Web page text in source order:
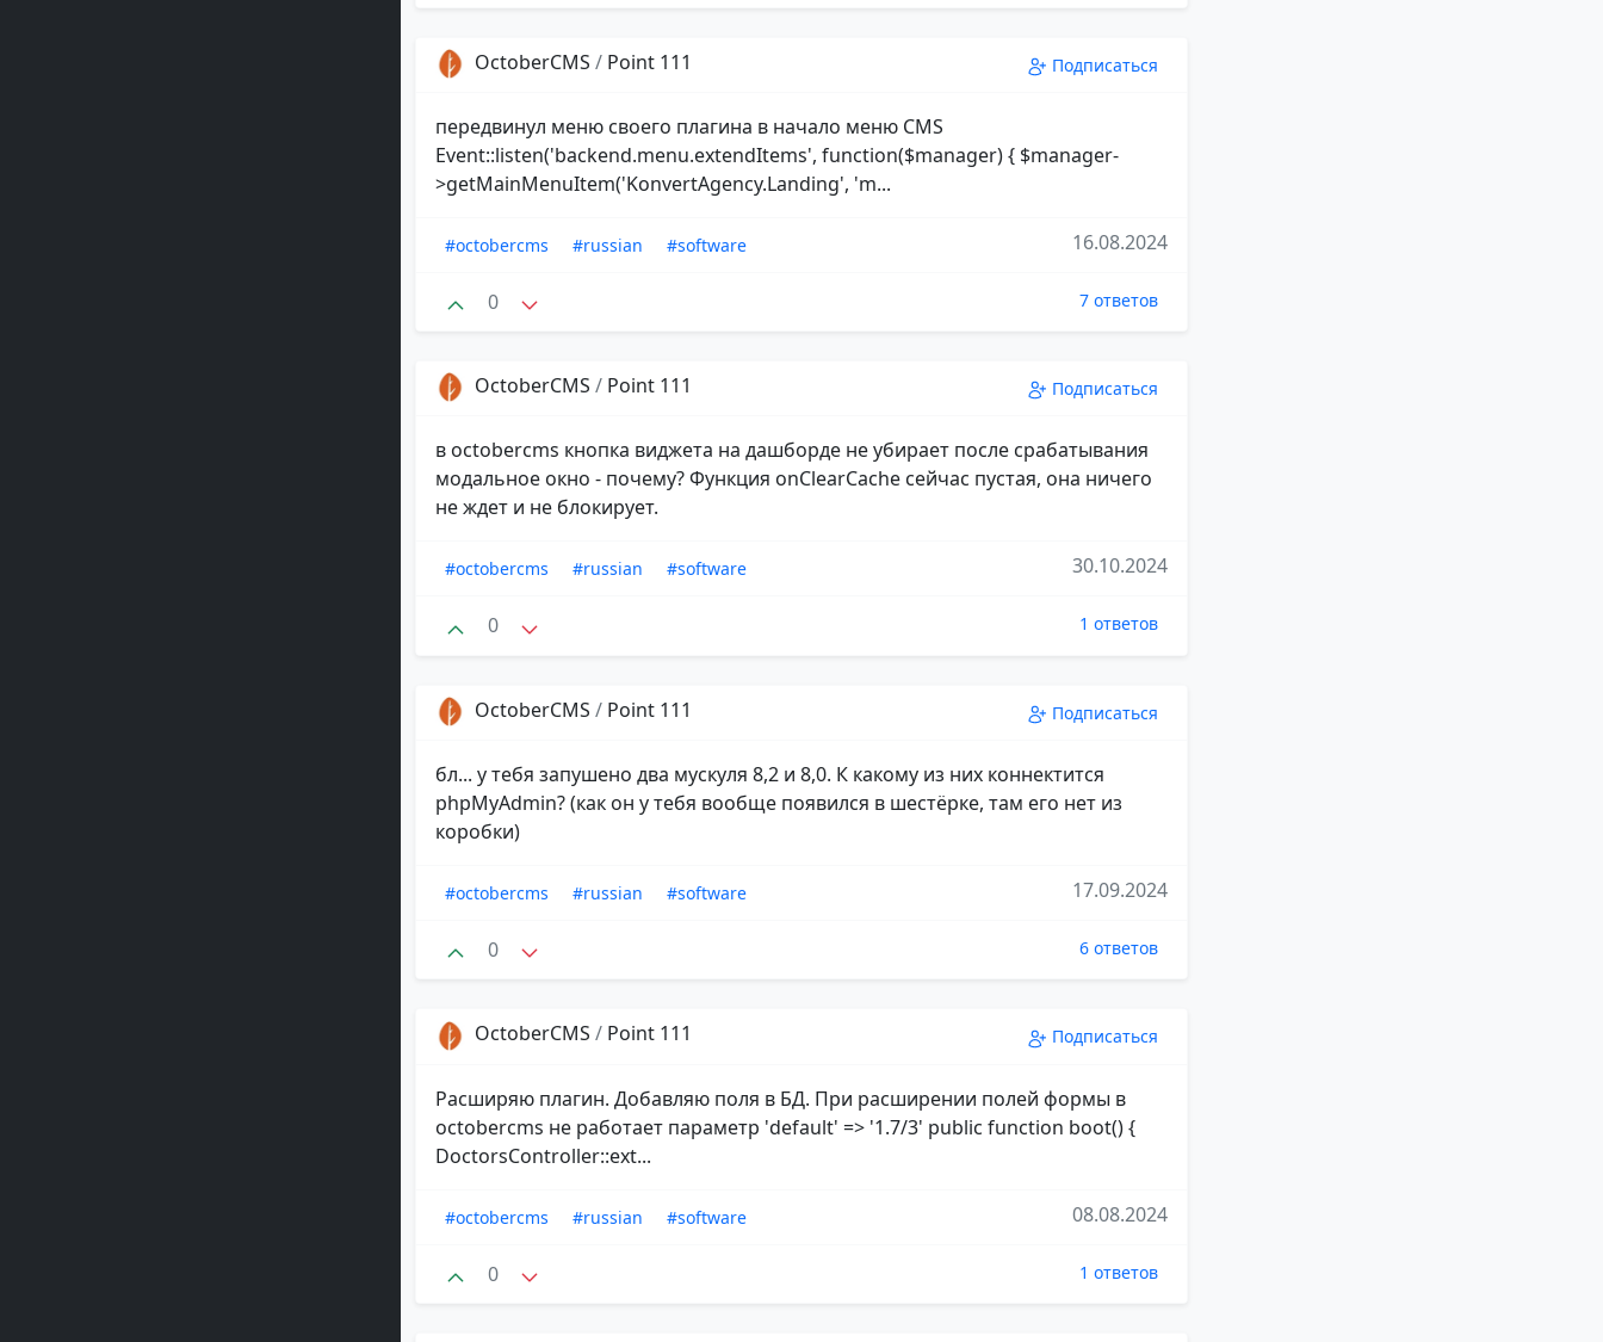
OctoberCMS / Point 111 Подписаться
передвинул меню своего плагина в начало меню CMS
Event::listen('backend.menu.extendItems', function($manager) { $manager-
>getMainMenuItem('KonvertAgency.Landing', 'm...
#octobercms #russian #software 16.08.2024
0 7 ответов
OctoberCMS / Point 111 Подписаться
в octobercms кнопка виджета на дашборде не убирает после срабатывания
модальное окно - почему? Функция onClearCache сейчас пустая, она ничего
не ждет и не блокирует.
#octobercms #russian #software 30.10.2024
0 1 ответов
OctoberCMS / Point 111 Подписаться
бл... у тебя запушено два мускуля 8,2 и 8,0. К какому из них коннектится
phpMyAdmin? (как он у тебя вообще появился в шестёрке, там его нет из
коробки)
#octobercms #russian #software 17.09.2024
0 6 ответов
OctoberCMS / Point 111 Подписаться
Расширяю плагин. Добавляю поля в БД. При расширении полей формы в
octobercms не работает параметр 'default' => '1.7/3' public function boot() {
DoctorsController::ext...
#octobercms #russian #software 08.08.2024
0 1 ответов